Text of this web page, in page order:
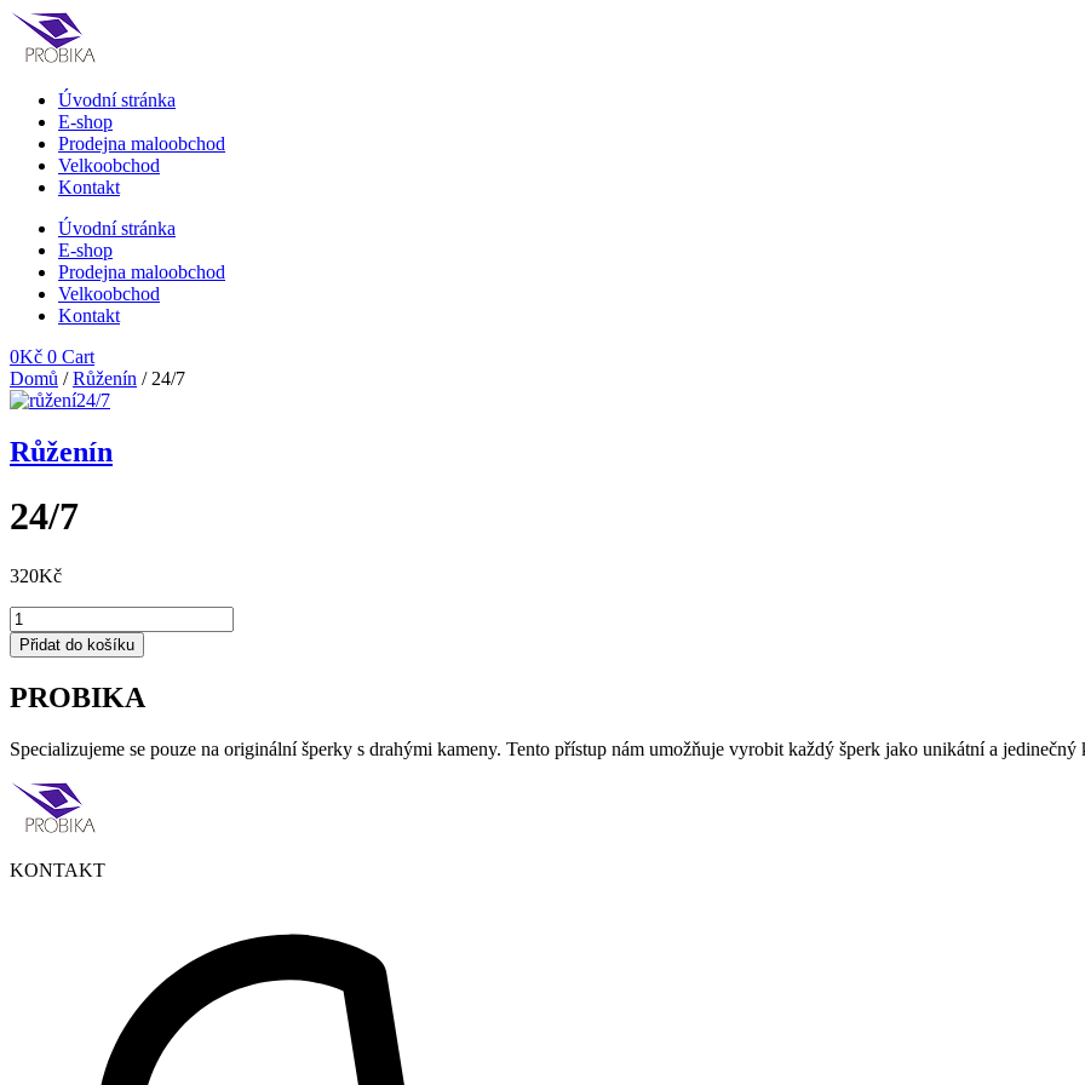
Přejít
obsahu
Úvodní stránka
E-shop
Prodejna maloobchod
Velkoobchod
Kontakt
Úvodní stránka
E-shop
Prodejna maloobchod
Velkoobchod
Kontakt
0Kč 0 Cart
Domů /Růženín / 24/7
Růženín
24/7
320Kč
24/7
množství
Přidat do košíku
PROBIKA
Specializujeme se pouze na originální šperky s drahými kameny. Tento přístup nám umožňuje vyrobit každý šperk jako unikátní a jedinečný
KONTAKT